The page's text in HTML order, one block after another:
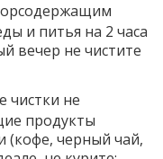
и питья на 2 часа
вечер не чистите
чистки не
продукты
(кофе, черный чай,